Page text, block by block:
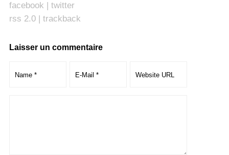
facebook | twitter
rss 2.0| trackback
Laisser un commentaire